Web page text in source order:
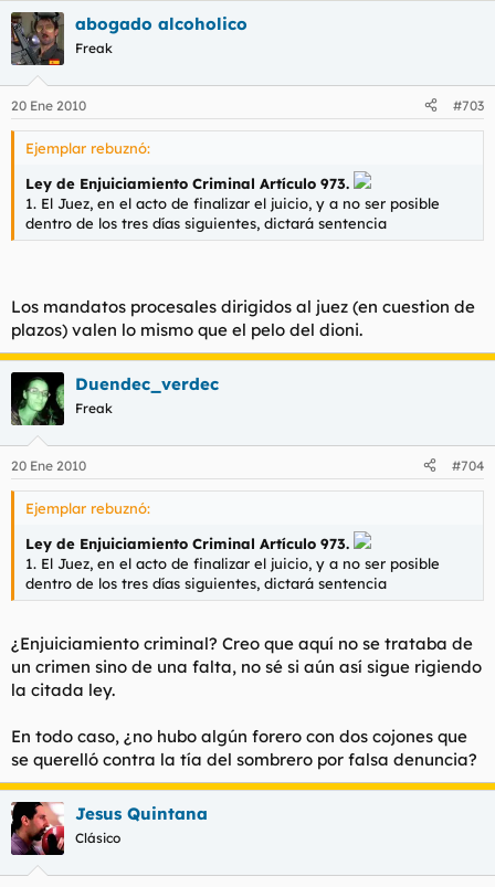
abogado alcoholico
Freak
20 Ene 2010 #703
Ejemplar rebuznó:
Ley de Enjuiciamiento Criminal Artículo 973.
1. El Juez, en el acto de finalizar el juicio, y a no ser posible
dentro de los tres días siguientes, dictará sentencia
Los mandatos procesales dirigidos al juez (en cuestion de
plazos) valen lo mismo que el pelo del dioni.
Duendec_verdec
Freak
20 Ene 2010 #704
Ejemplar rebuznó:
Ley de Enjuiciamiento Criminal Artículo 973.
1. El Juez, en el acto de finalizar el juicio, y a no ser posible
dentro de los tres días siguientes, dictará sentencia
¿Enjuiciamiento criminal? Creo que aquí no se trataba de
un crimen sino de una falta, no sé si aún así sigue rigiendo
la citada ley.
En todo caso, ¿no hubo algún forero con dos cojones que
se querelló contra la tía del sombrero por falsa denuncia?
Jesus Quintana
Clásico